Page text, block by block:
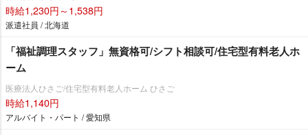
時給1,230円～1,538円
派遣社員 / 北海道
「福祉調理スタッフ」無資格可/シフト相談可/住宅型有料老人ホ
ーム
医療法人ひさご/住宅型有料老人ホーム ひさご
時給1,140円
アルバイト・パート / 愛知県